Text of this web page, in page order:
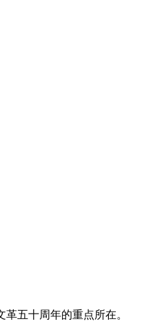
五十周年的重点所在。